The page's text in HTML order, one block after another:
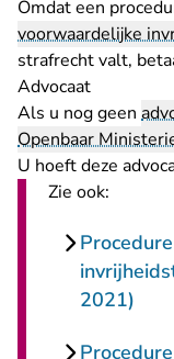
Omdat een
voorwaardelijke
strafrecht valt,
Advocaat
Als u nog geen
Openbaar
U hoeft deze
Zie ook:
2021)